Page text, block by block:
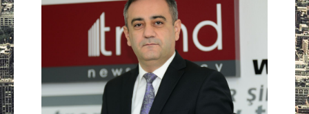
İdman
Layihə